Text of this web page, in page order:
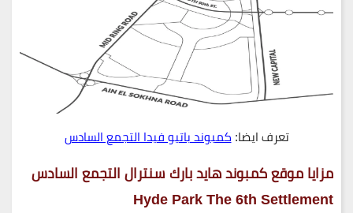
تعرف ايضا:كمبوند باتيو فيدا التجمع السادس
مزايا موقع كمبوند هايد بارك سنترال التجمع السادس
Hyde Park The 6th Settlement